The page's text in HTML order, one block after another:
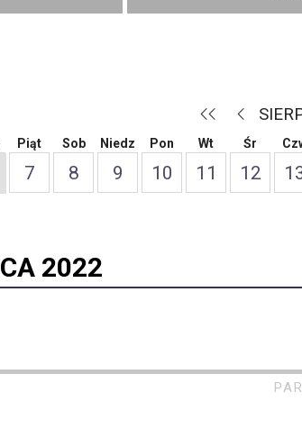
Piąt
7
Sob
8
Niedz
9
Pon
10
Wt
11
Śr
12
2022